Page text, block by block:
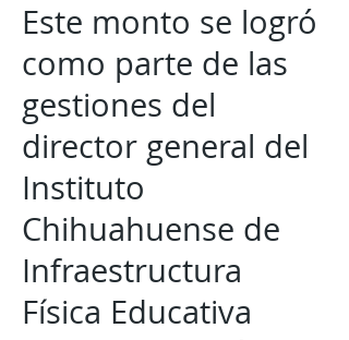
Este monto se logró
como parte de las
gestiones del
director general del
Instituto
Chihuahuense de
Infraestructura
Física Educativa